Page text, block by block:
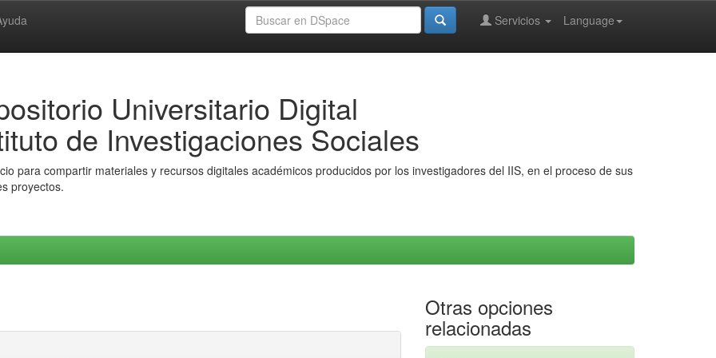
Language
Servicios
Universitario Digital
de Investigaciones Sociales
para compartir materiales y recursos digitales académicos producidos por los investigadores del IIS, en el proceso de sus
proyectos.
Otras opciones
relacionadas